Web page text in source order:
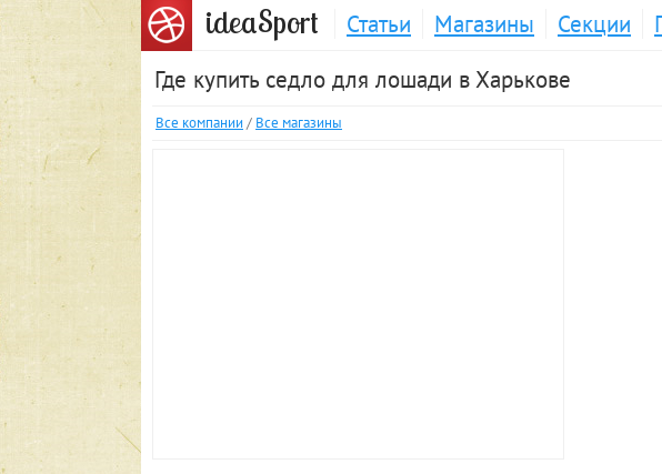
ideaSport Статьи Магазины Секции
Где купить седло для лошади в Харькове
Все компании / Все магазины